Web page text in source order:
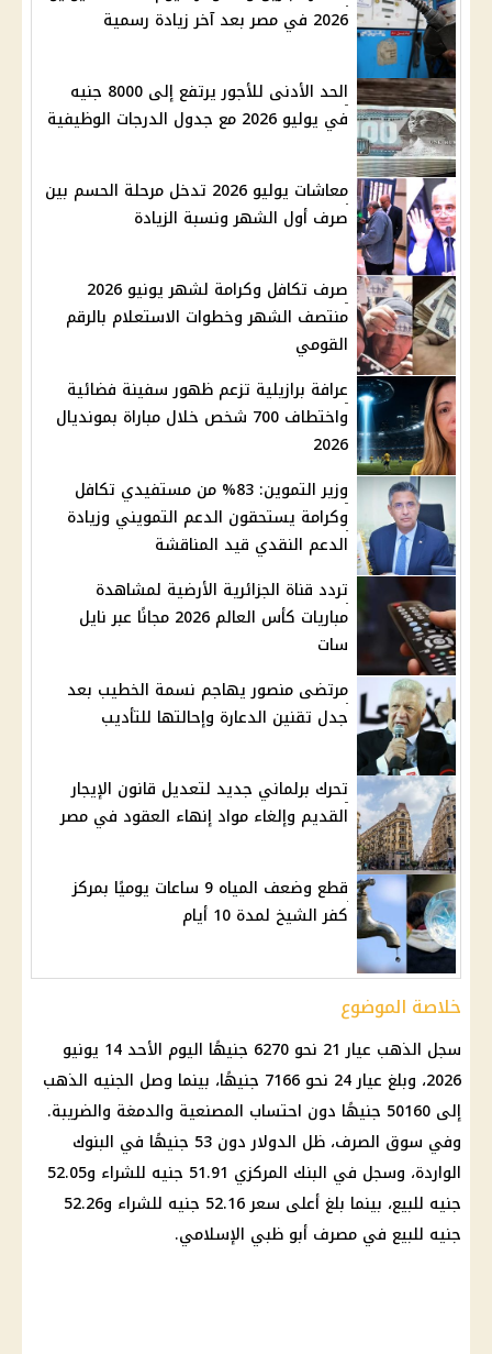
2026 في مصر بعد آخر زيادة رسمية
الحد الأدنى للأجور يرتفع إلى 8000 جنيه
في يوليو 2026 مع جدول الدرجات الوظيفية
معاشات يوليو 2026 تدخل مرحلة الحسم بين
صرف أول الشهر ونسبة الزيادة
صرف تكافل وكرامة لشهر يونيو 2026
منتصف الشهر وخطوات الاستعلام بالرقم
القومي
عرافة برازيلية تزعم ظهور سفينة فضائية
واختطاف 700 شخص خلال مباراة بمونديال
2026
وزير التموين: 83% من مستفيدي تكافل
وكرامة يستحقون الدعم التمويني وزيادة
الدعم النقدي قيد المناقشة
تردد قناة الجزائرية الأرضية لمشاهدة
مباريات كأس العالم 2026 مجانًا عبر نايل
سات
مرتضى منصور يهاجم نسمة الخطيب بعد
جدل تقنين الدعارة وإحالتها للتأديب
تحرك برلماني جديد لتعديل قانون الإيجار
القديم وإلغاء مواد إنهاء العقود في مصر
قطع وضعف المياه 9 ساعات يوميًا بمركز
كفر الشيخ لمدة 10 أيام
خلاصة الموضوع
سجل الذهب عيار 21
نحو 6270 جنيهًا اليوم الأحد 14 يونيو
2026، وبلغ
عيار 24 نحو 7166 جنيهًا، بينما وصل
الجنيه الذهب
إلى 50160 جنيهًا دون احتساب المصنعية والدمغة والضريبة.
وفي سوق الصرف، ظل الدولار دون 53 جنيهًا في
البنوك
الواردة، وسجل في البنك المركزي
51.91 جنيه للشراء و52.05
جنيه للبيع، بينما بلغ أعلى سعر 52.16 جنيه للشراء و52.26
جنيه للبيع في مصرف أبو ظبي الإسلامي.